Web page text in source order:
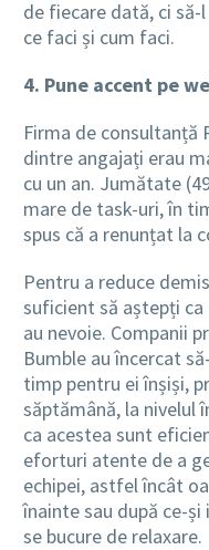
de fiecare dată, ci
ce faci și cum faci.
4. Pune accent pe
Firma de consultanță
dintre angajați erau
cu un an. Jumătate
mare de task-uri, în
spus că a renunțat la
Pentru a reduce
suficient să aștepți ca
au nevoie. Companii
Bumble au încercat
timp pentru ei înșiși,
săptămână, la nivelul
ca acestea sunt
eforturi atente de a
echipei, astfel încât
înainte sau după ce-și
se bucure de relaxare.